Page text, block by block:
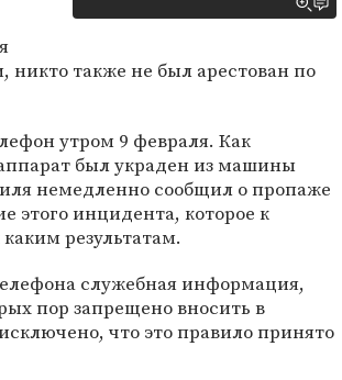
также не был арестован по
утром 9 февраля. Как
был украден из машины
немедленно сообщил о пропаже
этого инцидента, которое к
результатам.
служебная информация,
пор запрещено вносить в
что это правило принято